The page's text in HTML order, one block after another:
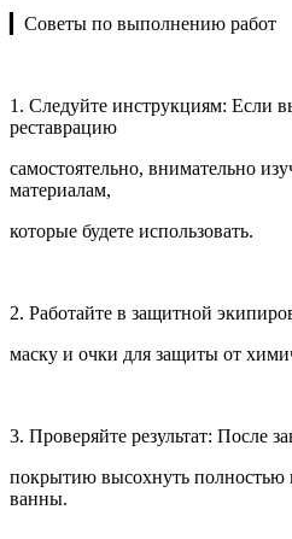
▎Советы по выполнению работ
1. Следуйте инструкциям: Если
реставрацию
самостоятельно, внимательно
материалам,
которые будете использовать.
2. Работайте в защитной
маску и очки для защиты от
3. Проверяйте результат: После
покрытию высохнуть полностью
ванны.